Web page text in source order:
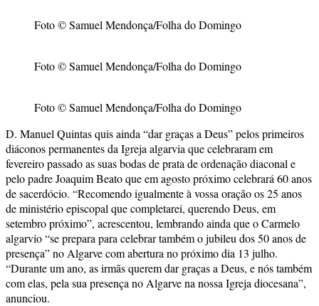
Foto © Samuel Mendonça/Folha do Domingo
Foto © Samuel Mendonça/Folha do Domingo
Foto © Samuel Mendonça/Folha do Domingo
D. Manuel Quintas quis ainda “dar graças a Deus” pelos primeiros
diáconos permanentes da Igreja algarvia que celebraram em
fevereiro passado as suas bodas de prata de ordenação diaconal e
pelo padre Joaquim Beato que em agosto próximo celebrará 60 anos
de sacerdócio. “Recomendo igualmente à vossa oração os 25 anos
de ministério episcopal que completarei, querendo Deus, em
setembro próximo”, acrescentou, lembrando ainda que o Carmelo
algarvio “se prepara para celebrar também o jubileu dos 50 anos de
presença” no Algarve com abertura no próximo dia 13 julho.
“Durante um ano, as irmãs querem dar graças a Deus, e nós também
com elas, pela sua presença no Algarve na nossa Igreja diocesana”,
anunciou.